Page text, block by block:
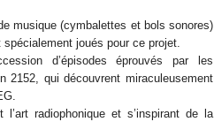
musique (cymbalettes et bols sonores)
joués pour ce projet.
d’épisodes éprouvés par les
2152, qui découvrent miraculeusement
radiophonique et s’inspirant de la